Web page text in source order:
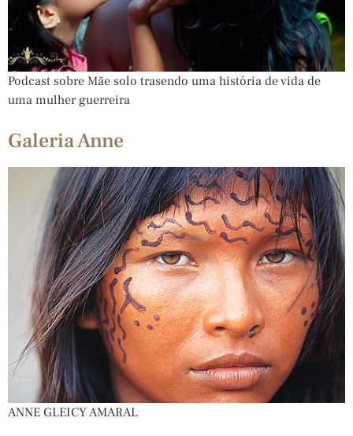
Podcast sobre Mãe solo trasendo uma história de vida de
uma mulher guerreira
Galeria Anne
ANNE GLEICY AMARAL